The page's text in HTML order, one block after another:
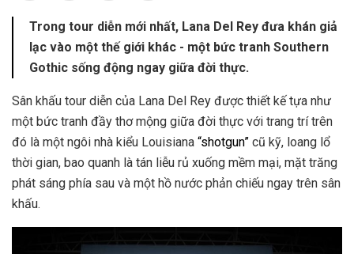
Trong tour diễn mới nhất, Lana Del Rey đưa khán giả
lạc vào một thế giới khác - một bức tranh Southern
Gothic sống động ngay giữa đời thực.
Sân khấu tour diễn của Lana Del Rey được thiết kế tựa như
một bức tranh đầy thơ mộng giữa đời thực với trang trí trên
đó là một ngôi nhà kiểu Louisiana “shotgun” cũ kỹ, loang lổ
thời gian, bao quanh là tán liễu rủ xuống mềm mại, mặt trăng
phát sáng phía sau và một hồ nước phản chiếu ngay trên sân
khấu.